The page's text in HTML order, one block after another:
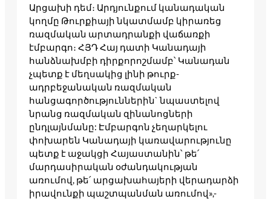
Արցախի դեմ։ Արդյունքում կանադական
կողմը Թուրքիայի նկատմամբ կիրառեց
ռազմական արտադրանքի վաճառքի
էմբարգո։ ՀՅԴ Հայ դատի Կանադայի
հանձնախմբի դիրքորոշմամբ՝ Կանադան
չպետք է մեղսակից լինի թուրք-
ադրբեջանական ռազմական
հանցագործություններին` նպաստելով
նրանց ռազմական զինանոցների
ընդլայնմանը: Էմբարգոն չեղարկելու
փոխարեն Կանադայի կառավարությունը
պետք է աջակցի Հայաստանին՝ թե՛
մարդասիրական օժանդակության
առումով, թե՛ արցախահայերի վերադարձի
իրավունքի պաշտպանման առումով»,-